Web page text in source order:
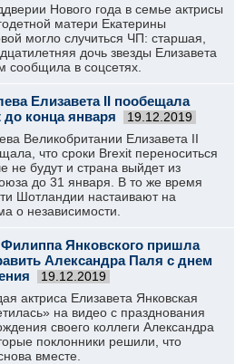
Нового года в семье актрисы
матери Екатерины
могло случиться ЧП: старшая,
дочь звезды Елизавета
сообщила в соцсетях.
Елизавета II пообещала
до конца января
19.12.2019
Великобритании Елизавета II
что сроки Brexit переноситься
не будут и страна выйдет из
до 31 января. В то же время
Шотландии настаивают на
о независимости.
Янковского пришла
Александра Паля с днем
19.12.2019
актриса Елизавета Янковская
на видео с празднования
своего коллеги Александра
поклонники решили, что
вместе.